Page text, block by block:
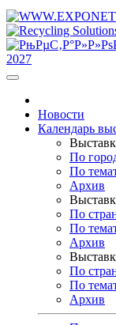
Новости
Календарь
По
По
Архив
По
По
Архив
По
По
Архив